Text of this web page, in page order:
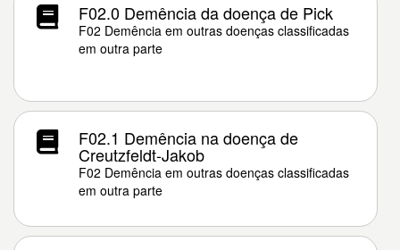
F02.0 Demência da doença de Pick
F02 Demência em outras doenças classificadas
em outra parte
F02.1 Demência na doença de
Creutzfeldt-Jakob
F02 Demência em outras doenças classificadas
em outra parte